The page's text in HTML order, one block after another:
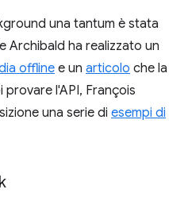
una tantum è stata
Archibald ha realizzato un
offline e un articolo che la
provare l'API, François
una serie di esempi di